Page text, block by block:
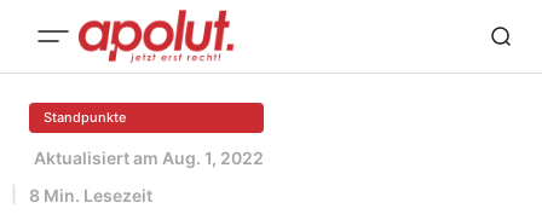
Standpunkte
Aktualisiert am Aug. 1, 2022
8 Min. Lesezeit